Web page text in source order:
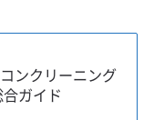
いると、あっと
ってしまうこと
ンクリーニング
ガイド